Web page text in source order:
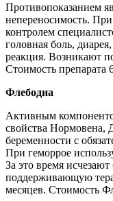
Противопоказанием
непереносимость.
контролем
головная боль,
реакция. Возникают
Стоимость препарата
Флебодиа
Активным
свойства Нормовена,
беременности с
При геморрое
За это время
поддерживающую
месяцев. Стоимость